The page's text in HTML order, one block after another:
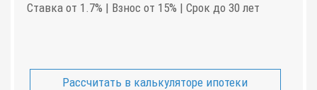
Ставка от 1.7% | Взнос от 15% | Срок до 30 лет
Рассчитать в калькуляторе ипотеки